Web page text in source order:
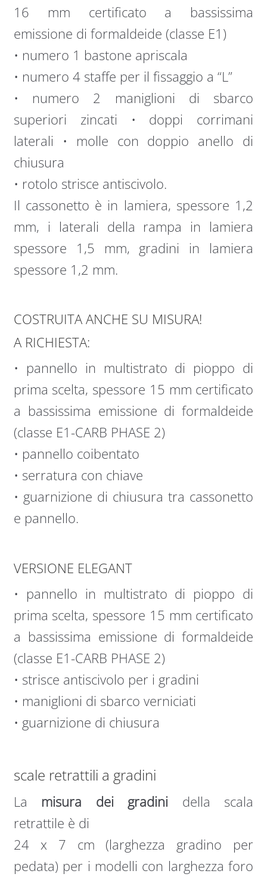
16 mm certificato a bassissima
emissione di formaldeide (classe E1)
• numero 1 bastone apriscala
• numero 4 staffe per il fissaggio a “L”
• numero 2 maniglioni di sbarco
superiori zincati • doppi corrimani
laterali • molle con doppio anello di
chiusura
• rotolo strisce antiscivolo.
Il cassonetto è in lamiera, spessore 1,2
mm, i laterali della rampa in lamiera
spessore 1,5 mm, gradini in lamiera
spessore 1,2 mm.
COSTRUITA ANCHE SU MISURA!
A RICHIESTA:
• pannello in multistrato di pioppo di
prima scelta, spessore 15 mm certificato
a bassissima emissione di formaldeide
(classe E1-CARB PHASE 2)
• pannello coibentato
• serratura con chiave
• guarnizione di chiusura tra cassonetto
e pannello.
VERSIONE ELEGANT
• pannello in multistrato di pioppo di
prima scelta, spessore 15 mm certificato
a bassissima emissione di formaldeide
(classe E1-CARB PHASE 2)
• strisce antiscivolo per i gradini
• maniglioni di sbarco verniciati
• guarnizione di chiusura
scale retrattili a gradini
La misura dei gradini della scala
retrattile è di
24 x 7 cm (larghezza gradino per
pedata) per i modelli con larghezza foro